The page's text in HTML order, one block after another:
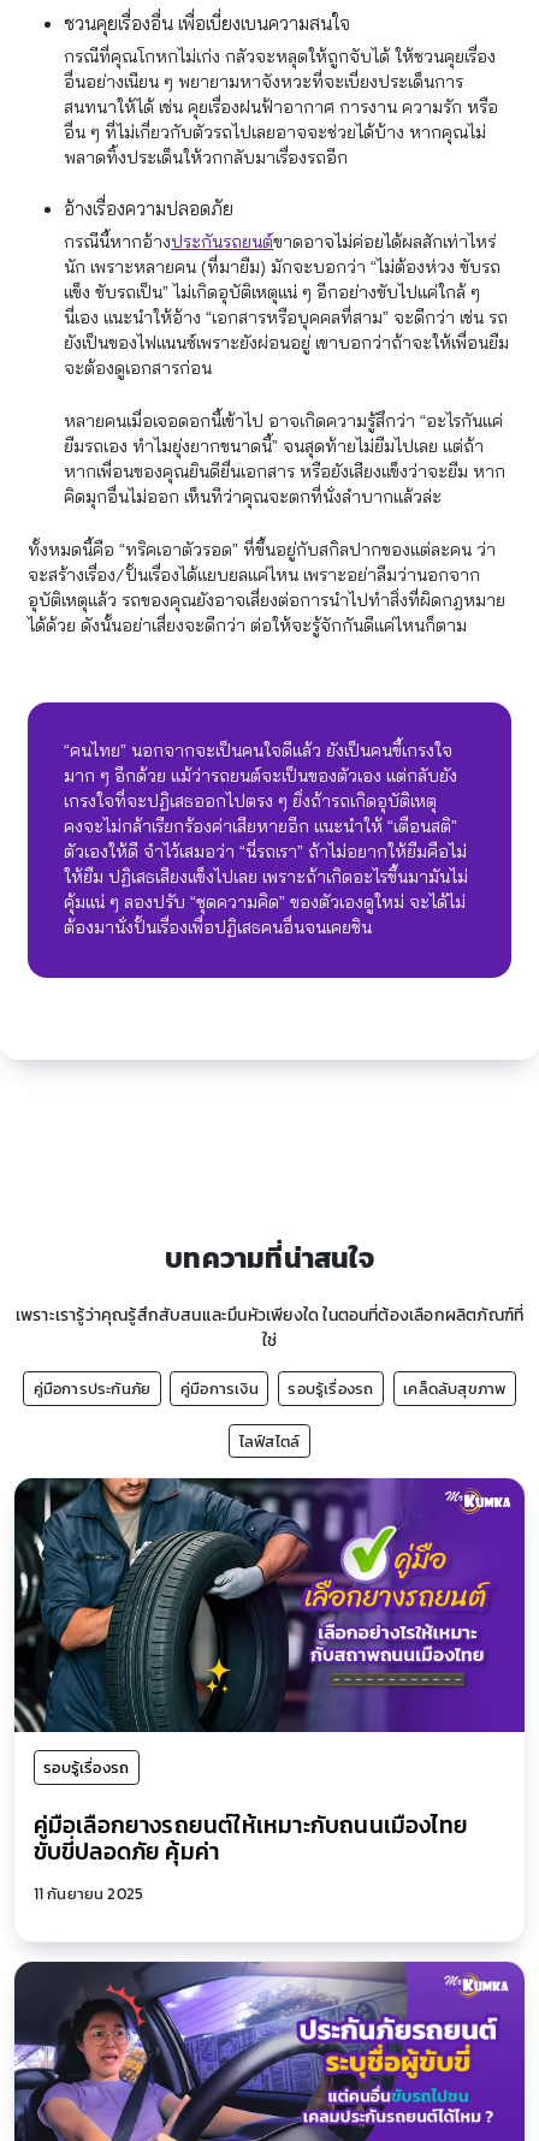
ชวนคุยเรื่องอื่น เพื่อเบี่ยงเบนความสนใจ
กรณีที่คุณโกหกไม่เก่ง กลัวจะหลุดให้ถูกจับได้ ให้ชวนคุยเรื่อง
อื่นอย่างเนียน ๆ พยายามหาจังหวะที่จะเบี่ยงประเด็นการ
สนทนาให้ได้ เช่น คุยเรื่องฝนฟ้าอากาศ การงาน ความรัก หรือ
อื่น ๆ ที่ไม่เกี่ยวกับตัวรถไปเลยอาจจะช่วยได้บ้าง หากคุณไม่
พลาดทิ้งประเด็นให้วกกลับมาเรื่องรถอีก
อ้างเรื่องความปลอดภัย
กรณีนี้หากอ้างประกันรถยนต์ขาดอาจไม่ค่อยได้ผลสักเท่าไหร่
นัก เพราะหลายคน (ที่มายืม) มักจะบอกว่า “ไม่ต้องห่วง ขับรถ
แข็ง ขับรถเป็น” ไม่เกิดอุบัติเหตุแน่ ๆ อีกอย่างขับไปแค่ใกล้ ๆ
นี่เอง แนะนำให้อ้าง “เอกสารหรือบุคคลที่สาม” จะดีกว่า เช่น รถ
ยังเป็นของไฟแนนซ์เพราะยังผ่อนอยู่ เขาบอกว่าถ้าจะให้เพื่อนยืม
จะต้องดูเอกสารก่อน
หลายคนเมื่อเจอดอกนี้เข้าไป อาจเกิดความรู้สึกว่า “อะไรกันแค่
ยืมรถเอง ทำไมยุ่งยากขนาดนี้” จนสุดท้ายไม่ยืมไปเลย แต่ถ้า
หากเพื่อนของคุณยินดียื่นเอกสาร หรือยังเสียงแข็งว่าจะยืม หาก
คิดมุกอื่นไม่ออก เห็นทีว่าคุณจะตกที่นั่งลำบากแล้วล่ะ
ทั้งหมดนี้คือ “ทริคเอาตัวรอด” ที่ขึ้นอยู่กับสกิลปากของแต่ละคน ว่า
จะสร้างเรื่อง/ปั้นเรื่องได้แยบยลแค่ไหน เพราะอย่าลืมว่านอกจาก
อุบัติเหตุแล้ว รถของคุณยังอาจเสี่ยงต่อการนำไปทำสิ่งที่ผิดกฎหมาย
ได้ด้วย ดังนั้นอย่าเสี่ยงจะดีกว่า ต่อให้จะรู้จักกันดีแค่ไหนก็ตาม
“คนไทย” นอกจากจะเป็นคนใจดีแล้ว ยังเป็นคนขี้เกรงใจ
มาก ๆ อีกด้วย แม้ว่ารถยนต์จะเป็นของตัวเอง แต่กลับยัง
เกรงใจที่จะปฏิเสธออกไปตรง ๆ ยิ่งถ้ารถเกิดอุบัติเหตุ
คงจะไม่กล้าเรียกร้องค่าเสียหายอีก แนะนำให้ “เตือนสติ”
ตัวเองให้ดี จำไว้เสมอว่า “นี่รถเรา” ถ้าไม่อยากให้ยืมคือไม่
ให้ยืม ปฏิเสธเสียงแข็งไปเลย เพราะถ้าเกิดอะไรขึ้นมามันไม่
คุ้มแน่ ๆ ลองปรับ “ชุดความคิด” ของตัวเองดูใหม่ จะได้ไม่
ต้องมานั่งปั้นเรื่องเพื่อปฏิเสธคนอื่นจนเคยชิน
บทความที่น่าสนใจ
เพราะเรารู้ว่าคุณรู้สึกสับสนและมึนหัวเพียงใด ในตอนที่ต้องเลือกผลิตภัณฑ์ที่
ใช่
คู่มือการประกันภัย คู่มือการเงิน รอบรู้เรื่องรถ เคล็ดลับสุขภาพ
ไลฟ์สไตล์
รอบรู้เรื่องรถ
คู่มือเลือกยางรถยนต์ให้เหมาะกับถนนเมืองไทย
ขับขี่ปลอดภัย คุ้มค่า
11 กันยายน 2025